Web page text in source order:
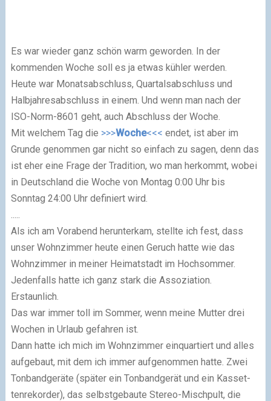
Es war wieder ganz schön warm geworden. In der
kommenden Woche soll es ja etwas kühler werden.
Heute war Monatsabschluss, Quartalsabschluss und
Halbjahresabschluss in einem. Und wenn man nach der
ISO-Norm-8601 geht, auch Abschluss der Woche.
Mit welchem Tag die >>>Woche<<< endet, ist aber im
Grunde genommen gar nicht so einfach zu sagen, denn das
ist eher eine Frage der Tradition, wo man herkommt, wo­bei
in Deutschland die Woche von Montag 0:00 Uhr bis
Sonntag 24:00 Uhr definiert wird.
.....
Als ich am Vorabend herunterkam, stellte ich fest, dass
unser Wohnzimmer heute einen Geruch hatte wie das
Wohnzimmer in meiner Heimatstadt im Hochsommer.
Jedenfalls hatte ich ganz stark die Assoziation.
Erstaunlich.
Das war immer toll im Sommer, wenn meine Mutter drei
Wochen in Urlaub gefahren ist.
Dann hatte ich mich im Wohnzimmer einquartiert und alles
aufgebaut, mit dem ich im­mer aufgenommen hatte. Zwei
Tonbandgeräte (später ein Tonbandgerät und ein Kas­set­
ten­re­kor­der), das selbstgebaute Stereo-Mischpult, die